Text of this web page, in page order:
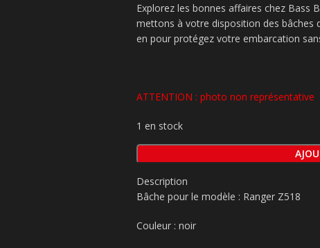
Explorez les bonnes affaires chez Bass
mettons à votre disposition des bâches
en pour protégez votre embarcation
ATTENTION : photo non représentative
1 en stock
Description
Bâche pour le modèle : Ranger Z518
Couleur : noir